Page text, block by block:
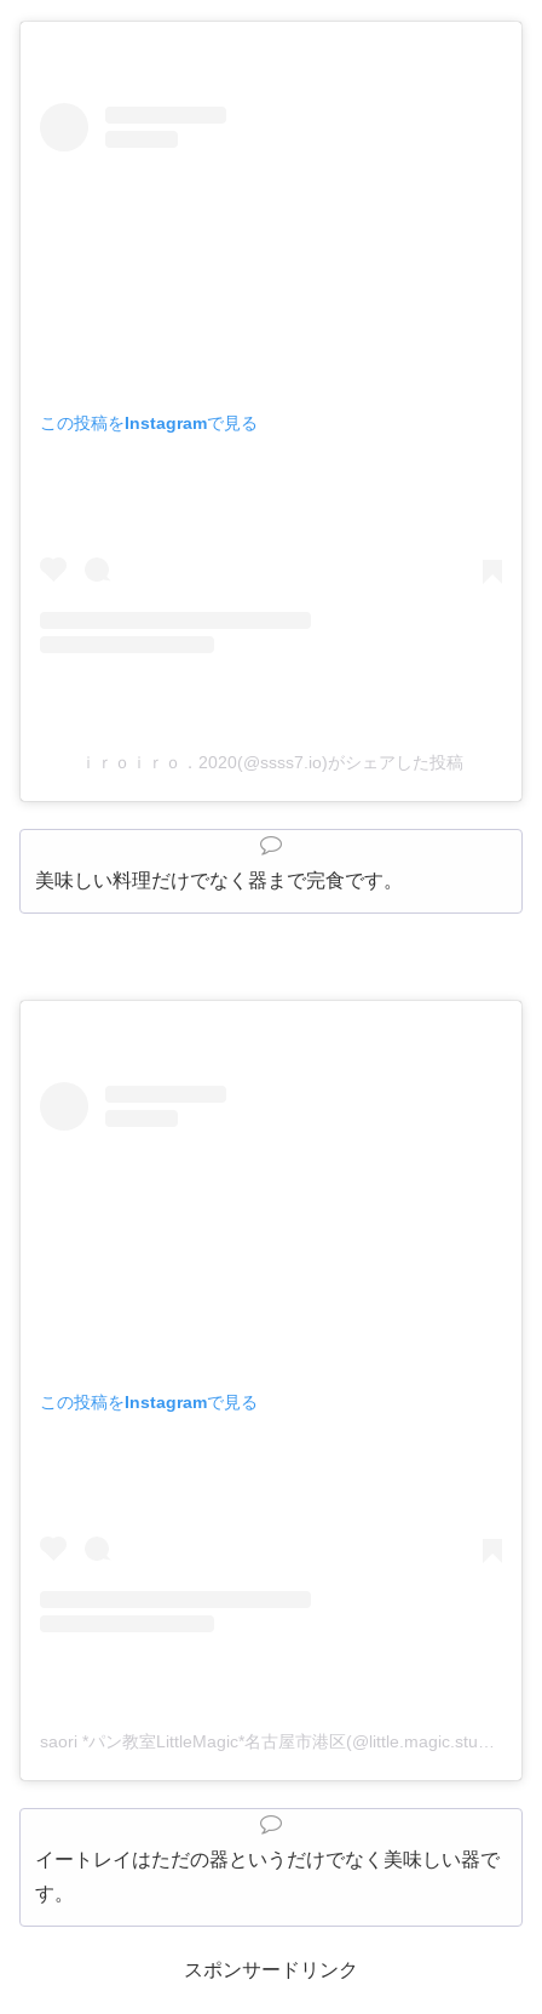
この投稿をInstagramで見る
ｉｒｏｉｒｏ．2020(@ssss7.io)がシェアした投稿
美味しい料理だけでなく器まで完食です。
この投稿をInstagramで見る
saori *パン教室LittleMagic*名古屋市港区(@little.magic.studio)がシェアした投稿
イートレイはただの器というだけでなく美味しい器で
す。
スポンサードリンク